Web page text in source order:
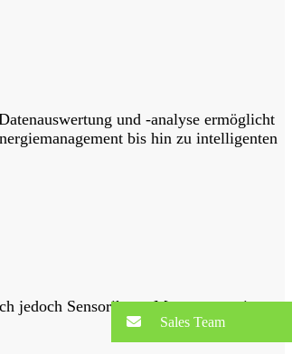
und -analyse ermöglicht
bis hin zu intelligenten
jedoch Sensorik zur Messung sowie
Sales Team